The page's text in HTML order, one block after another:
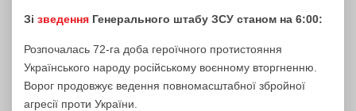
Зі зведення Генерального штабу ЗСУ станом на 6:00:
Розпочалась 72-га доба героїчного протистояння
Українського народу російському воєнному вторгненню.
Ворог продовжує ведення повномасштабної збройної
агресії проти України.